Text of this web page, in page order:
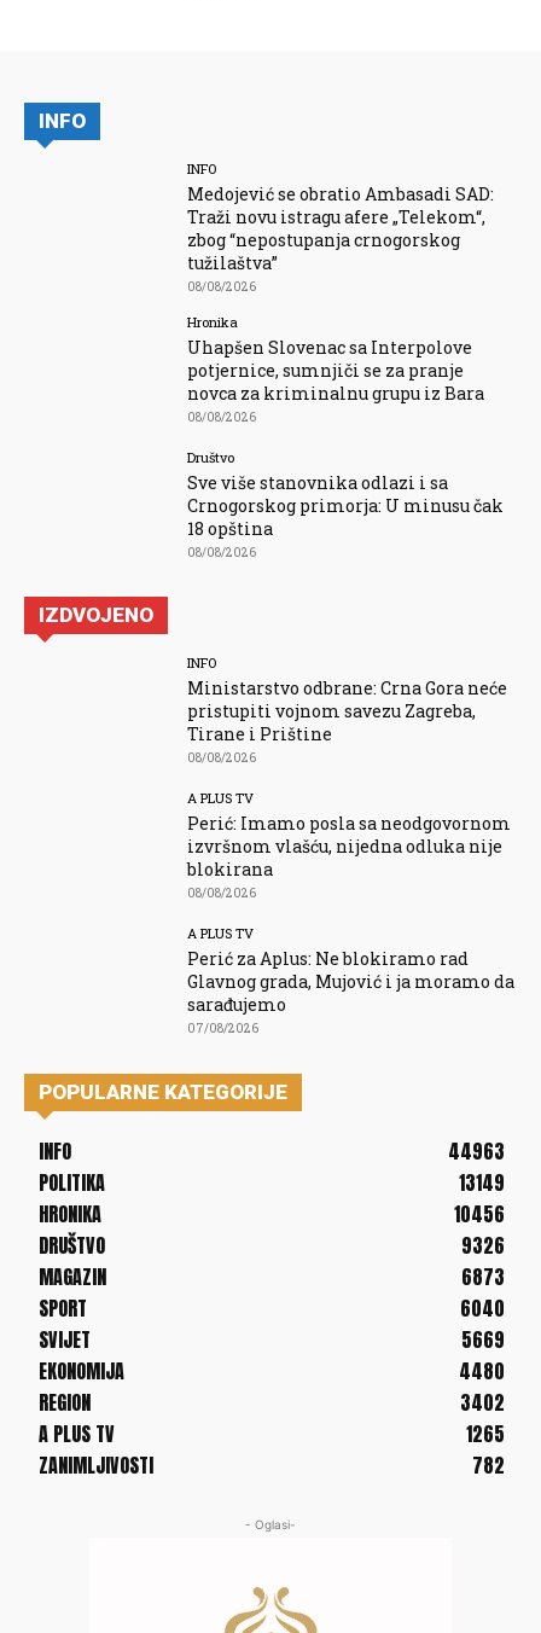
INFO
INFO
Medojević se obratio Ambasadi SAD:
Traži novu istragu afere „Telekom“,
zbog “nepostupanja crnogorskog
tužilaštva”
08/08/2026
Hronika
Uhapšen Slovenac sa Interpolove
potjernice, sumnjiči se za pranje
novca za kriminalnu grupu iz Bara
08/08/2026
Društvo
Sve više stanovnika odlazi i sa
Crnogorskog primorja: U minusu čak
18 opština
08/08/2026
IZDVOJENO
INFO
Ministarstvo odbrane: Crna Gora neće
pristupiti vojnom savezu Zagreba,
Tirane i Prištine
08/08/2026
A PLUS TV
Perić: Imamo posla sa neodgovornom
izvršnom vlašću, nijedna odluka nije
blokirana
08/08/2026
A PLUS TV
Perić za Aplus: Ne blokiramo rad
Glavnog grada, Mujović i ja moramo da
sarađujemo
07/08/2026
POPULARNE KATEGORIJE
INFO
44963
POLITIKA
13149
HRONIKA
10456
DRUŠTVO
9326
MAGAZIN
6873
SPORT
6040
SVIJET
5669
EKONOMIJA
4480
REGION
3402
A PLUS TV
1265
ZANIMLJIVOSTI
782
- Oglasi-